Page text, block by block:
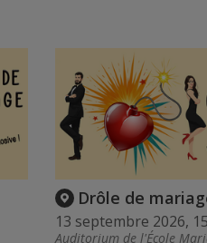
Drôle de
13 septembre 2026,
Auditorium de l'École